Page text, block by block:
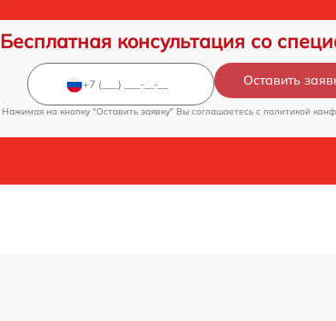
Бесплатная консультация со
Оставить
Нажимая на кнопку "Оставить заявку" Вы соглашаетесь c политикой